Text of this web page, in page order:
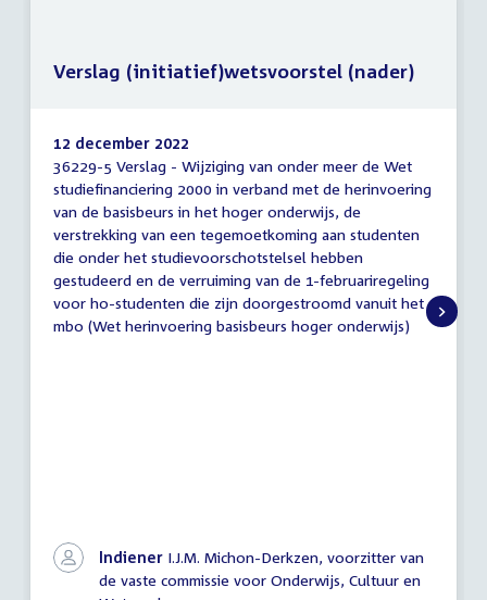
Verslag
(initiatief)wetsvoorstel
(nader)
12 december 2022
36229-5 Verslag - Wijziging van onder meer de Wet
studiefinanciering 2000 in verband met de herinvoering
van de basisbeurs in het hoger onderwijs, de
verstrekking van een tegemoetkoming aan studenten
die onder het studievoorschotstelsel hebben
gestudeerd en de verruiming van de 1-februariregeling
voor ho-studenten die zijn doorgestroomd vanuit het
mbo (Wet herinvoering basisbeurs hoger onderwijs)
Indiener I.J.M. Michon-Derkzen, voorzitter van
de vaste commissie voor Onderwijs, Cultuur en
Verslag (initiatief)wetsvoorstel (nader)